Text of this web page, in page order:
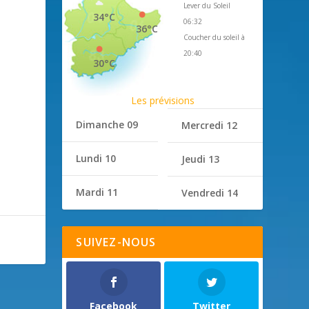
36°C
34°C
30°C
Lever du Soleil
06:32
Coucher du soleil à
20:40
Les prévisions
Dimanche 09
Lundi 10
Mardi 11
Mercredi 12
Jeudi 13
Vendredi 14
SUIVEZ-NOUS
Facebook Twitter